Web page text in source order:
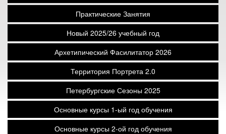
Практические Занятия
Новый 2025/26 учебный год
Архетипический Фасилитатор 2026
Территория Портрета 2.0
Петербургские Сезоны 2025
Основные курсы 1-ый год обучения
Основные курсы 2-ой год обучения